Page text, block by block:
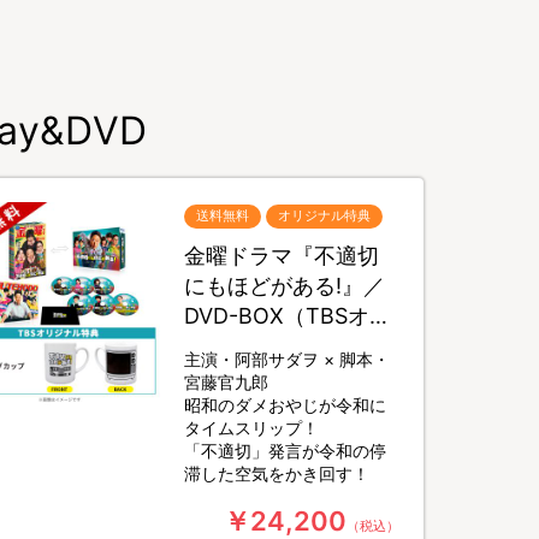
送料無料 オリジナル特典
金曜ドラマ『不適切
にもほどがある!』／
DVD-BOX（TBSオリ
ジナル特典付き・送
料無料・6枚組）
主演・阿部サダヲ × 脚本・
宮藤官九郎
昭和のダメおやじが令和に
タイムスリップ！
「不適切」発言が令和の停
滞した空気をかき回す！
￥24,200 （税込）